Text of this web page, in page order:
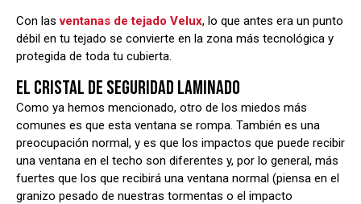
Con lasventanas de tejado Velux, lo que antes era un punto
débil en tu tejado se convierte en la zona más tecnológica y
protegida de toda tu cubierta.
EL CRISTAL DE SEGURIDAD LAMINADO
Como ya hemos mencionado, otro de los miedos más
comunes es que esta ventana se rompa. También es una
preocupación normal, y es que los impactos que puede recibir
una ventana en el techo son diferentes y, por lo general, más
fuertes que los que recibirá una ventana normal (piensa en el
granizo pesado de nuestras tormentas o el impacto